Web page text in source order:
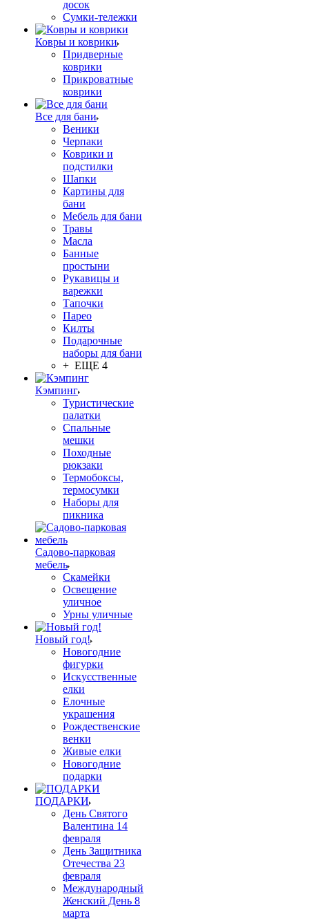
досок
Сумки-тележки
Ковры и коврики
Придверные
коврики
Прикроватные
коврики
Все для бани
Веники
Черпаки
Коврики и
подстилки
Шапки
Картины для
бани
Мебель для бани
Травы
Масла
Банные
простыни
Рукавицы и
варежки
Тапочки
Парео
Килты
Подарочные
наборы для бани
+ ЕЩЕ 4
Кэмпинг
Туристические
палатки
Спальные
мешки
Походные
рюкзаки
Термобоксы,
термосумки
Наборы для
пикника
Садово-парковая
мебель
Скамейки
Освещение
уличное
Урны уличные
Новый год!
Новогодние
фигурки
Искусственные
елки
Елочные
украшения
Рождественские
венки
Живые елки
Новогодние
подарки
ПОДАРКИ
День Святого
Валентина 14
февраля
День Защитника
Отечества 23
февраля
Международный
Женский День 8
марта